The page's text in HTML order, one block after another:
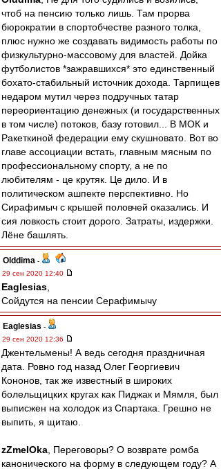
чтоб на пенсию только лишь. Там прорва
бюрократии в спортобчестве разного толка,
плюс нужно же создавать видимость работы по
физкультурно-массовому для властей. Дойка
футболистов *зажравшихся* это единственный
бохато-стабильный источник дохода. Тарпищев
недаром мутил через подручных татар
переориентацию денежных (и государственных
в том числе) потоков, базу готовил... В МОК и
Ракеткиной федерации ему скушновато. Вот во
главе ассоциации встать, главным мясным по
профессиональному спорту, а не по
любителям - це крутяк. Це дило. И в
политическом ашпекте перспективно. Но
Сирафимыч с крышей половчей оказались. И
сия ловкость стоит дорого. Затраты, издержки.
Лёне башлять.
Olddima -
29 сен 2020 12:40
Eaglesias
Сойдутся на пенсии Серафимычу
Eaglesias -
29 сен 2020 12:36
Джентельмены! А ведь сегодня праздничная
дата. Ровно год назад Олег Георгиевич
Кононов, так же известный в широких
болельщицких кругах как Пиджак и Мямля, был
выписжен на холодок из Спартака. Грешно не
выпить, я щитаю.
zZmeIOka , Переговоры? О возврате ромба
канонического на форму в следующем году? А